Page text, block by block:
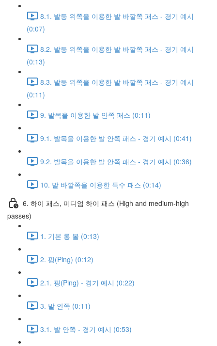
8.1. 발등 위쪽을 이용한 발 바깥쪽 패스 - 경기 예시
(0:07)
8.2. 발등 위쪽을 이용한 발 바깥쪽 패스 - 경기 예시
(0:13)
8.3. 발등 위쪽을 이용한 발 바깥쪽 패스 - 경기 예시
(0:11)
9. 발목을 이용한 발 안쪽 패스 (0:11)
9.1. 발목을 이용한 발 안쪽 패스 - 경기 예시 (0:41)
9.2. 발목을 이용한 발 안쪽 패스 - 경기 예시 (0:36)
10. 발 바깥쪽을 이용한 특수 패스 (0:14)
6. 하이 패스, 미디엄 하이 패스 (High and medium-high
passes)
1. 기본 롱 볼 (0:13)
2. 핑(Ping) (0:12)
2.1. 핑(Ping) - 경기 예시 (0:22)
3. 발 안쪽 (0:11)
3.1. 발 안쪽 - 경기 예시 (0:53)